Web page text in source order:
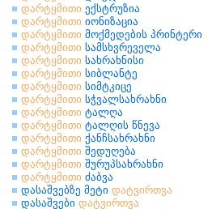
დარტყმითი ექსტრუზია
დარტყმითი იონიზაცია
დარტყმითი მოქმედების პრინტერი
დარტყმითი სამსხვრეველა
დარტყმითი სახრახნისი
დარტყმითი სიბლანტე
დარტყმითი სიმტკიცე
დარტყმითი სჭვალსახრახნი
დარტყმითი ტალღა
დარტყმითი ტალღის წნევა
დარტყმითი ქანჩსახრახნი
დარტყმითი შედუღება
დარტყმითი შურუპსახრახნი
დარტყმითი ძაბვა
დასაშვებზე მეტი დატვირთვა
დასაშვები დატვირთვა